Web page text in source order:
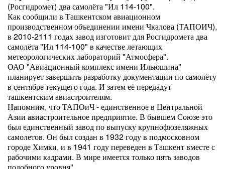
(Росгидромет) два самолёта "Ил 114-100".
Как сообщили в Ташкентском авиационном
производственном объединении имени Чкалова (ТАПОИЧ),
в 2010-2111 годах завод изготовит для Росгидромета два
самолёта "Ил 114-100" в качестве летающих
метеорологических лабораторий "Атмосфера".
ОАО "Авиационный комплекс имени Ильюшина"
планирует завершить разработку документации по самолёту
в сентябре текущего года. И затем её передадут
ташкентским авиастроителям.
Напомним, что ТАПОиЧ - единственное в Центральной
Азии авиастроительное предприятие. В бывшем Союзе это
был единственный завод по выпуску крупнофюзеляжных
самолетов. Он был создан в 1932 году в подмосковном
городе Химки, и в 1941 году переведен в Ташкент вместе с
рабочими кадрами. В мире имеется только пять заводов